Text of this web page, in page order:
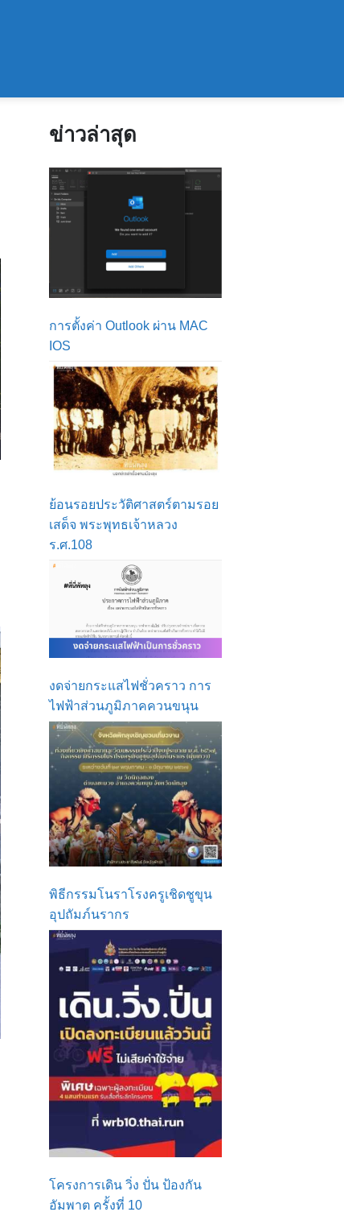
ข่าวล่าสุด
การตั้งค่า Outlook ผ่าน MAC
IOS
ย้อนรอยประวัติศาสตร์ตามรอย
เสด็จ พระพุทธเจ้าหลวง
ร.ศ.108
งดจ่ายกระแสไฟชั่วคราว การ
ไฟฟ้าส่วนภูมิภาคควนขนุน
พิธีกรรมโนราโรงครูเชิดชูขุน
อุปถัมภ์นรากร
โครงการเดิน วิ่ง ปั่น ป้องกัน
อัมพาต ครั้งที่ 10